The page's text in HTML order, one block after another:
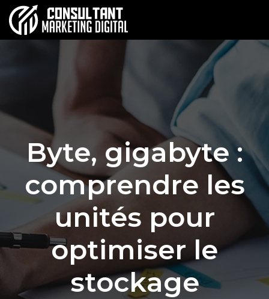
Byte, gigabyte :
comprendre les
unités pour
optimiser le
stockage